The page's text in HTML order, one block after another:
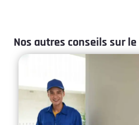
Nos autres conseils sur